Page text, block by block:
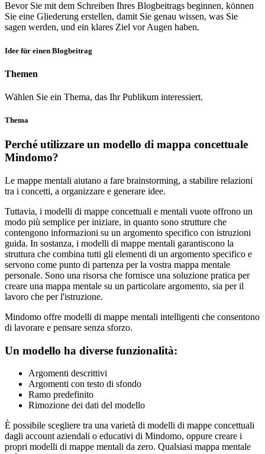
Bevor Sie mit dem Schreiben Ihres Blogbeitrags beginnen, können
Sie eine Gliederung erstellen, damit Sie genau wissen, was Sie
sagen werden, und ein klares Ziel vor Augen haben.
Idee für einen Blogbeitrag
Themen
Wählen Sie ein Thema, das Ihr Publikum interessiert.
Thema
Perché utilizzare un modello di mappa concettuale
Mindomo?
Le mappe mentali aiutano a fare brainstorming, a stabilire relazioni
tra i concetti, a organizzare e generare idee.
Tuttavia, i modelli di mappe concettuali e mentali vuote offrono un
modo più semplice per iniziare, in quanto sono strutture che
contengono informazioni su un argomento specifico con istruzioni
guida. In sostanza, i modelli di mappe mentali garantiscono la
struttura che combina tutti gli elementi di un argomento specifico e
servono come punto di partenza per la vostra mappa mentale
personale. Sono una risorsa che fornisce una soluzione pratica per
creare una mappa mentale su un particolare argomento, sia per il
lavoro che per l'istruzione.
Mindomo offre modelli di mappe mentali intelligenti che consentono
di lavorare e pensare senza sforzo.
Un modello ha diverse funzionalità:
Argomenti descrittivi
Argomenti con testo di sfondo
Ramo predefinito
Rimozione dei dati del modello
È possibile scegliere tra una varietà di modelli di mappe concettuali
dagli account aziendali o educativi di Mindomo, oppure creare i
propri modelli di mappe mentali da zero. Qualsiasi mappa mentale